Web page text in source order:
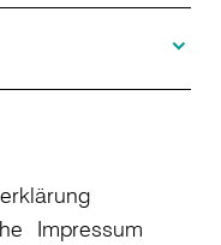
Impressum